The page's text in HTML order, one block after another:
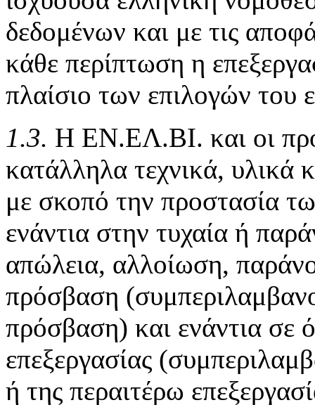
δεδομένων και με τις
κάθε περίπτωση η
πλαίσιο των επιλογών του
1.3. Η ΕΝ.ΕΛ.ΒΙ. και οι
κατάλληλα τεχνικά, υλικά
με σκοπό την προστασία
ενάντια στην τυχαία ή
απώλεια, αλλοίωση,
πρόσβαση
πρόσβαση) και ενάντια σε
επεξεργασίας
ή της περαιτέρω